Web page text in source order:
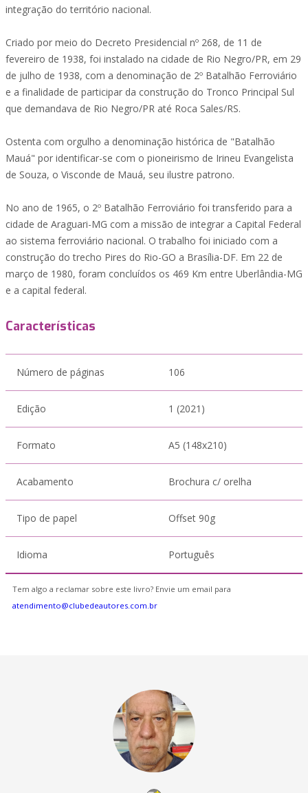
integração do território nacional.
Criado por meio do Decreto Presidencial nº 268, de 11 de
fevereiro de 1938, foi instalado na cidade de Rio Negro/PR, em 29
de julho de 1938, com a denominação de 2º Batalhão Ferroviário
e a finalidade de participar da construção do Tronco Principal Sul
que demandava de Rio Negro/PR até Roca Sales/RS.
Ostenta com orgulho a denominação histórica de "Batalhão
Mauá" por identificar-se com o pioneirismo de Irineu Evangelista
de Souza, o Visconde de Mauá, seu ilustre patrono.
No ano de 1965, o 2º Batalhão Ferroviário foi transferido para a
cidade de Araguari-MG com a missão de integrar a Capital Federal
ao sistema ferroviário nacional. O trabalho foi iniciado com a
construção do trecho Pires do Rio-GO a Brasília-DF. Em 22 de
março de 1980, foram concluídos os 469 Km entre Uberlândia-MG
e a capital federal.
Características
Número de páginas 106
Edição 1 (2021)
Formato A5 (148x210)
Acabamento Brochura c/ orelha
Tipo de papel Offset 90g
Idioma Português
Tem algo a reclamar sobre este livro? Envie um email para
atendimento@clubedeautores.com.br